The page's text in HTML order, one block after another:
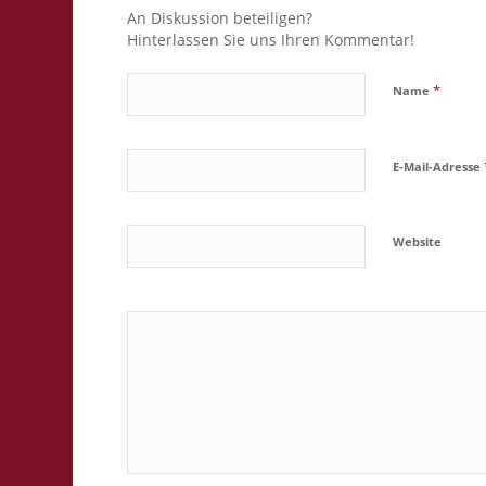
An Diskussion beteiligen?
Hinterlassen Sie uns Ihren Kommentar!
Name*
E-Mail-Adresse
Website